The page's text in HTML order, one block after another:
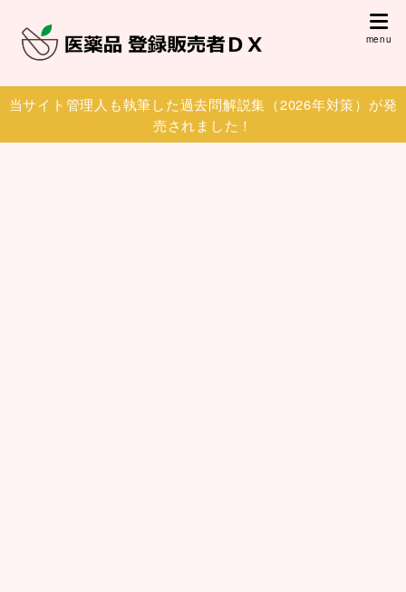
当サイト管理人も執筆した過去問解説集（2026年対策）が発
売されました！